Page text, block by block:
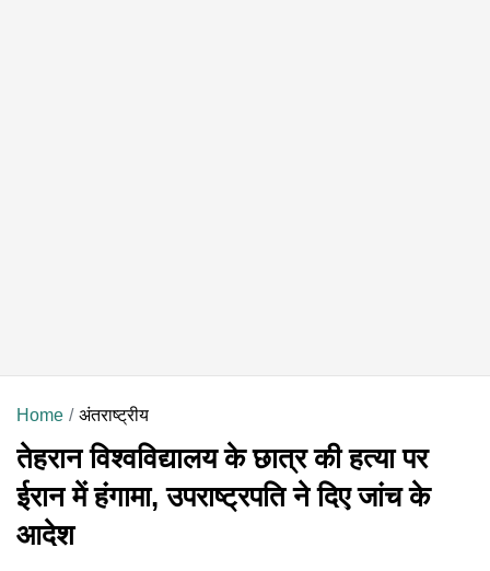
Home अंतराष्ट्रीय
तेहरान विश्वविद्यालय के छात्र की हत्या पर
ईरान में हंगामा, उपराष्ट्रपति ने दिए जांच के
आदेश